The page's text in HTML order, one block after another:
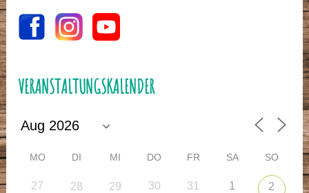
VERANSTALTUNGSKALENDER
MO DI MI DO FR SA SO
27 28 29 30 31 1 2